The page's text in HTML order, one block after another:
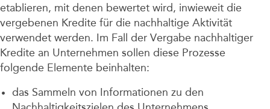
etablieren, mit denen bewertet wird, inwieweit die
vergebenen Kredite für die nachhaltige Aktivität
verwendet werden. Im Fall der Vergabe nachhaltiger
Kredite an Unternehmen sollen diese Prozesse
folgende Elemente beinhalten:
das Sammeln von Informationen zu den